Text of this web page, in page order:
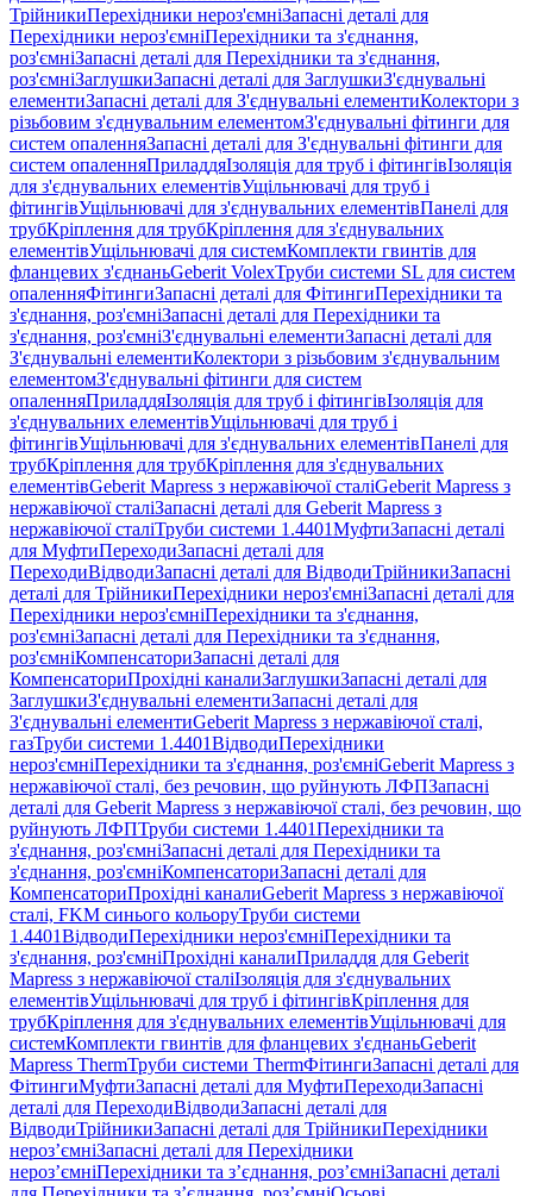
ТрійникиПерехідники нероз'ємніЗапасні деталі для
Перехідники нероз'ємніПерехідники та з'єднання,
роз'ємніЗапасні деталі для Перехідники та з'єднання,
роз'ємніЗаглушкиЗапасні деталі для ЗаглушкиЗ'єднувальні
елементиЗапасні деталі для З'єднувальні елементиКолектори з
різьбовим з'єднувальним елементомЗ'єднувальні фітинги для
систем опаленняЗапасні деталі для З'єднувальні фітинги для
систем опаленняПриладдяІзоляція для труб і фітингівІзоляція
для з'єднувальних елементівУщільнювачі для труб і
фітингівУщільнювачі для з'єднувальних елементівПанелі для
трубКріплення для трубКріплення для з'єднувальних
елементівУщільнювачі для системКомплекти гвинтів для
фланцевих з'єднаньGeberit VolexТруби системи SL для систем
опаленняФітингиЗапасні деталі для ФітингиПерехідники та
з'єднання, роз'ємніЗапасні деталі для Перехідники та
з'єднання, роз'ємніЗ'єднувальні елементиЗапасні деталі для
З'єднувальні елементиКолектори з різьбовим з'єднувальним
елементомЗ'єднувальні фітинги для систем
опаленняПриладдяІзоляція для труб і фітингівІзоляція для
з'єднувальних елементівУщільнювачі для труб і
фітингівУщільнювачі для з'єднувальних елементівПанелі для
трубКріплення для трубКріплення для з'єднувальних
елементівGeberit Mapress з нержавіючої сталіGeberit Mapress з
нержавіючої сталіЗапасні деталі для Geberit Mapress з
нержавіючої сталіТруби системи 1.4401МуфтиЗапасні деталі
для МуфтиПереходиЗапасні деталі для
ПереходиВідводиЗапасні деталі для ВідводиТрійникиЗапасні
деталі для ТрійникиПерехідники нероз'ємніЗапасні деталі для
Перехідники нероз'ємніПерехідники та з'єднання,
роз'ємніЗапасні деталі для Перехідники та з'єднання,
роз'ємніКомпенсаториЗапасні деталі для
КомпенсаториПрохідні каналиЗаглушкиЗапасні деталі для
ЗаглушкиЗ'єднувальні елементиЗапасні деталі для
З'єднувальні елементиGeberit Mapress з нержавіючої сталі,
газТруби системи 1.4401ВідводиПерехідники
нероз'ємніПерехідники та з'єднання, роз'ємніGeberit Mapress з
нержавіючої сталі, без речовин, що руйнують ЛФПЗапасні
деталі для Geberit Mapress з нержавіючої сталі, без речовин, що
руйнують ЛФПТруби системи 1.4401Перехідники та
з'єднання, роз'ємніЗапасні деталі для Перехідники та
з'єднання, роз'ємніКомпенсаториЗапасні деталі для
КомпенсаториПрохідні каналиGeberit Mapress з нержавіючої
сталі, FKM синього кольоруТруби системи
1.4401ВідводиПерехідники нероз'ємніПерехідники та
з'єднання, роз'ємніПрохідні каналиПриладдя для Geberit
Mapress з нержавіючої сталіІзоляція для з'єднувальних
елементівУщільнювачі для труб і фітингівКріплення для
трубКріплення для з'єднувальних елементівУщільнювачі для
системКомплекти гвинтів для фланцевих з'єднаньGeberit
Mapress ThermТруби системи ThermФітингиЗапасні деталі для
ФітингиМуфтиЗапасні деталі для МуфтиПереходиЗапасні
деталі для ПереходиВідводиЗапасні деталі для
ВідводиТрійникиЗапасні деталі для ТрійникиПерехідники
нероз’ємніЗапасні деталі для Перехідники
нероз’ємніПерехідники та з’єднання, роз’ємніЗапасні деталі